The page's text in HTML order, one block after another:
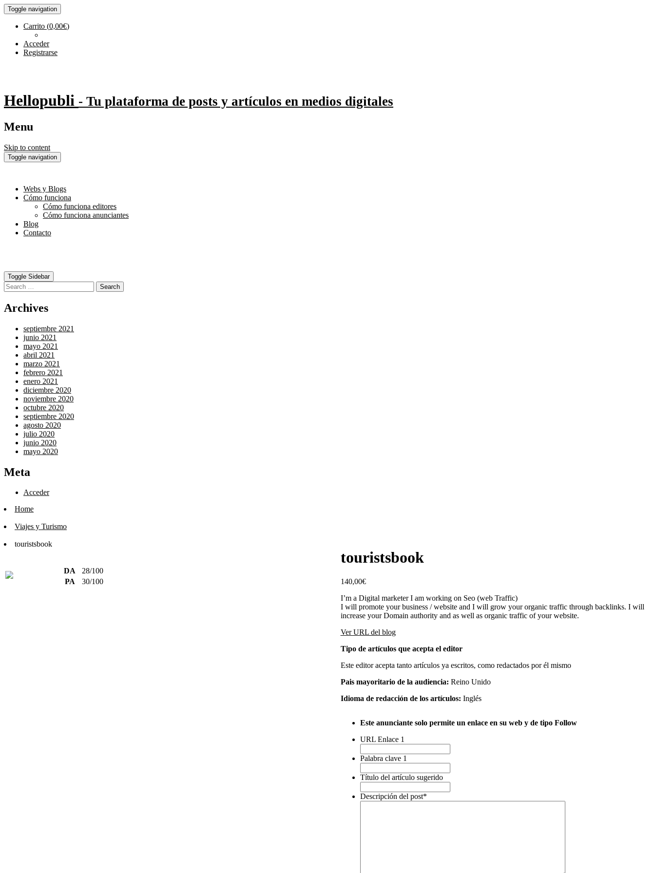
Toggle navigation
Carrito (0,00€)
Acceder
Registrarse
Hellopubli - Tu plataforma de posts y artículos en medios digitales
Menu
Skip to content
Toggle navigation
Webs y Blogs
Cómo funciona
Cómo funciona editores
Cómo funciona anunciantes
Blog
Contacto
Toggle Sidebar
Search
Archives
septiembre 2021
junio 2021
mayo 2021
abril 2021
marzo 2021
febrero 2021
enero 2021
diciembre 2020
noviembre 2020
octubre 2020
septiembre 2020
agosto 2020
julio 2020
junio 2020
mayo 2020
Meta
Acceder
Home
Viajes y Turismo
touristsbook
touristsbook
140,00€
I’m a Digital marketer I am working on Seo (web Traffic)
I will promote your business / website and I will grow your organic traffic through backlinks. I will
increase your Domain authority and as well as organic traffic of your website.
Ver URL del blog
Tipo de artículos que acepta el editor
Este editor acepta tanto artículos ya escritos, como redactados por él mismo
Pais mayoritario de la audiencia: Reino Unido
Idioma de redacción de los artículos: Inglés
Este anunciante solo permite un enlace en su web y de tipo Follow
URL Enlace 1
Palabra clave 1
Título del artículo sugerido
Descripción del post*
DA
28/100
PA
30/100